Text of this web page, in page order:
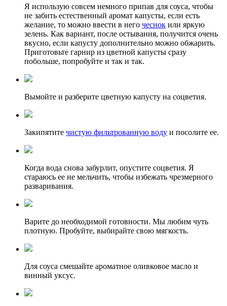
Я использую совсем немного припав для соуса, чтобы
не забить естественный аромат капусты, если есть
желание, то можно ввести в него чеснок или яркую
зелень. Как вариант, после остывания, получится очень
вкусно, если капусту дополнительно можно обжарить.
Приготовьте гарнир из цветной капусты сразу
побольше, попробуйте и так и так.
Вымойте и разберите цветную капусту на соцветия.
Закипятите чистую фильтрованную воду и посолите ее.
Когда вода снова забурлит, опустите соцветия. Я
стараюсь ее не мельчить, чтобы избежать чрезмерного
разваривания.
Варите до необходимой готовности. Мы любим чуть
плотную. Пробуйте, выбирайте свою мягкость.
Для соуса смешайте ароматное оливковое масло и
винный уксус.